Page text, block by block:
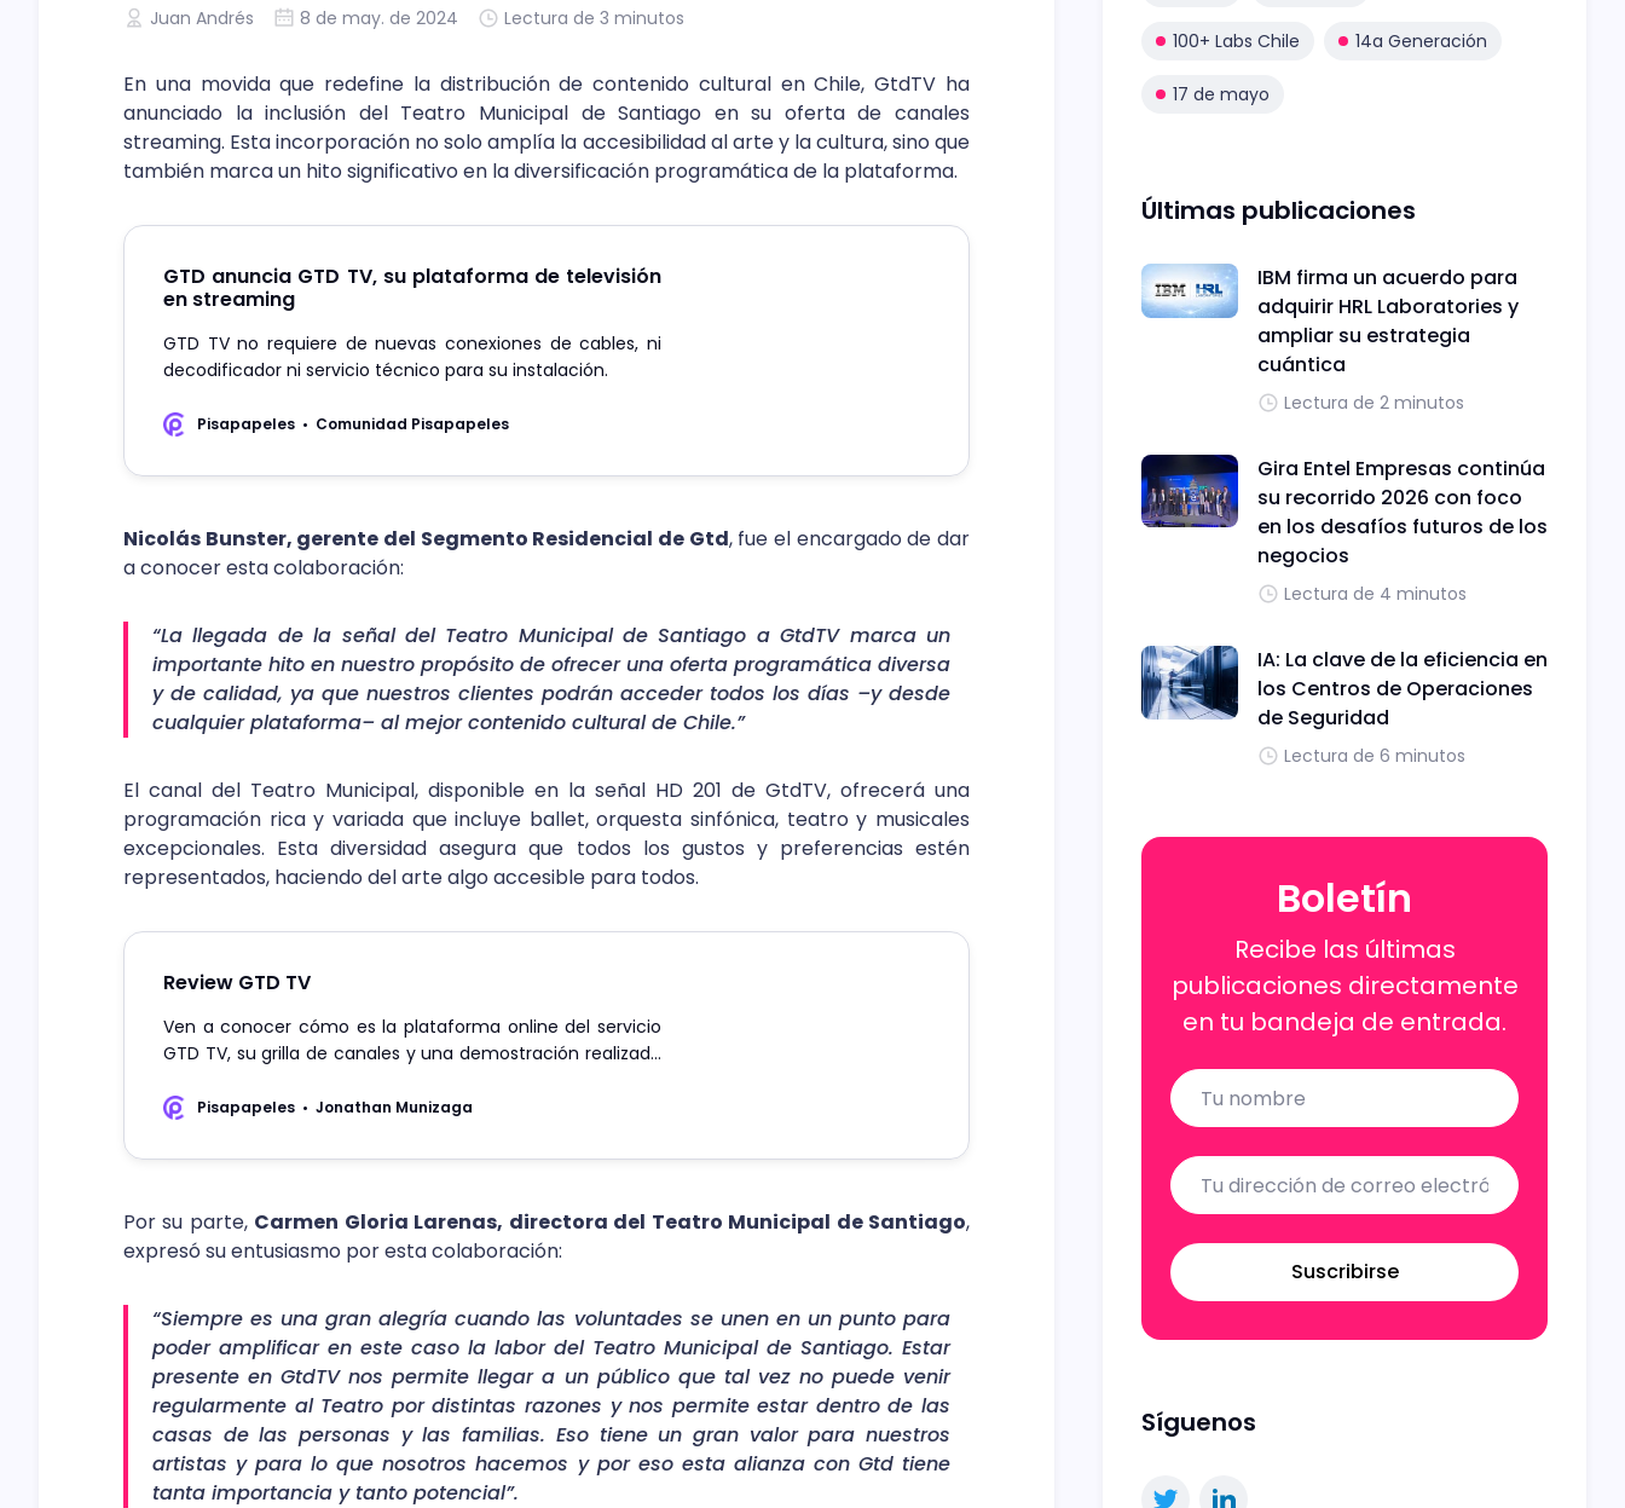
Juan Andrés 8 de may. de 2024 Lectura de 3 minutos
En una movida que redefine la distribución de contenido cultural en Chile, GtdTV ha
anunciado la inclusión del Teatro Municipal de Santiago en su oferta de canales
streaming. Esta incorporación no solo amplía la accesibilidad al arte y la cultura, sino que
también marca un hito significativo en la diversificación programática de la plataforma.
GTD anuncia GTD TV, su plataforma de televisión
en streaming
GTD TV no requiere de nuevas conexiones de cables, ni
decodificador ni servicio técnico para su instalación.
Pisapapeles Comunidad Pisapapeles
Nicolás Bunster, gerente del Segmento Residencial de Gtd, fue el encargado de dar
a conocer esta colaboración:
“La llegada de la señal del Teatro Municipal de Santiago a GtdTV marca un
importante hito en nuestro propósito de ofrecer una oferta programática diversa
y de calidad, ya que nuestros clientes podrán acceder todos los días –y desde
cualquier plataforma– al mejor contenido cultural de Chile.”
El canal del Teatro Municipal, disponible en la señal HD 201 de GtdTV, ofrecerá una
programación rica y variada que incluye ballet, orquesta sinfónica, teatro y musicales
excepcionales. Esta diversidad asegura que todos los gustos y preferencias estén
representados, haciendo del arte algo accesible para todos.
Review GTD TV
Ven a conocer cómo es la plataforma online del servicio
GTD TV, su grilla de canales y una demostración realizada
Pisapapeles Jonathan Munizaga
Por su parte, Carmen Gloria Larenas, directora del Teatro Municipal de Santiago,
expresó su entusiasmo por esta colaboración:
“Siempre es una gran alegría cuando las voluntades se unen en un punto para
poder amplificar en este caso la labor del Teatro Municipal de Santiago. Estar
presente en GtdTV nos permite llegar a un público que tal vez no puede venir
regularmente al Teatro por distintas razones y nos permite estar dentro de las
casas de las personas y las familias. Eso tiene un gran valor para nuestros
artistas y para lo que nosotros hacemos y por eso esta alianza con Gtd tiene
tanta importancia y tanto potencial”.
100+ Labs Chile 14a Generación
17 de mayo
Últimas publicaciones
IBM firma un acuerdo para
adquirir HRL Laboratories y
ampliar su estrategia
cuántica
Lectura de 2 minutos
Gira Entel Empresas continúa
su recorrido 2026 con foco
en los desafíos futuros de los
negocios
Lectura de 4 minutos
IA: La clave de la eficiencia en
los Centros de Operaciones
de Seguridad
Lectura de 6 minutos
Boletín
Recibe las últimas
publicaciones directamente
en tu bandeja de entrada.
Name
Email
Suscribirse
Síguenos